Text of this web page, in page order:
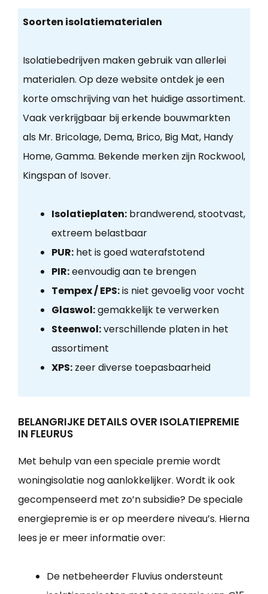
Soorten isolatiematerialen
Isolatiebedrijven maken gebruik van allerlei
materialen. Op deze website ontdek je een
korte omschrijving van het huidige assortiment.
Vaak verkrijgbaar bij erkende bouwmarkten
als Mr. Bricolage, Dema, Brico, Big Mat, Handy
Home, Gamma. Bekende merken zijn Rockwool,
Kingspan of Isover.
Isolatieplaten:brandwerend, stootvast,
extreem belastbaar
PUR:het is goed waterafstotend
PIR:eenvoudig aan te brengen
Tempex / EPS:is niet gevoelig voor vocht
Glaswol:gemakkelijk te verwerken
Steenwol:verschillende platen in het
assortiment
XPS:zeer diverse toepasbaarheid
BELANGRIJKE DETAILS OVER ISOLATIEPREMIE
IN FLEURUS
Met behulp van een speciale premie wordt
woningisolatie nog aanlokkelijker. Wordt ik ook
gecompenseerd met zo’n subsidie? De speciale
energiepremie is er op meerdere niveau’s. Hierna
lees je er meer informatie over:
De netbeheerder Fluvius ondersteunt